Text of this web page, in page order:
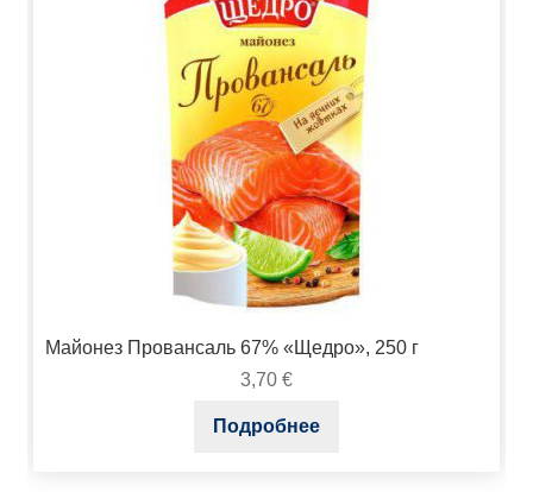
Майонез Провансаль 67% «Щедро», 250 г
3,70 €
Подробнее